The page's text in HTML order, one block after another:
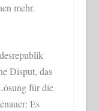
mehr.
Disput, das
für die
Es